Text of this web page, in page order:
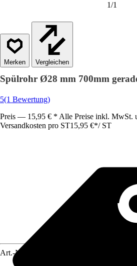
1/1
Vergleichen
Spülrohr Ø28 mm 700mm
5(1 Bewertung)
Preis — 15,95 € * Alle Preise inkl. MwSt.
Versandkosten pro ST15,95 €*/ ST
Art.-Nr.